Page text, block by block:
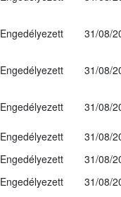
Engedélyezett
31/08/
Engedélyezett 31/08/
Engedélyezett
31/08/
Engedélyezett
31/08/
Engedélyezett
31/08/
Engedélyezett 31/08/